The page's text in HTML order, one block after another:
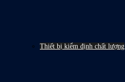
Thiết bị kiểm định chất lượng